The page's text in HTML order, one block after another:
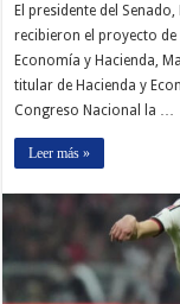
El presidente del
recibieron el proyecto
Economía y Hacienda,
titular de Hacienda y
Congreso Nacional la …
Leer más »